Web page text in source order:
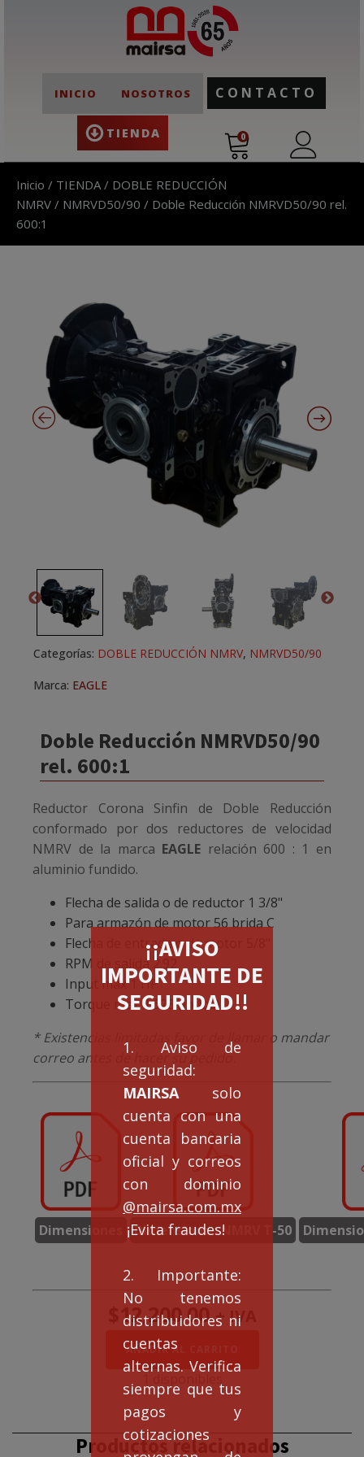
INICIO NOSOTROS
TIENDA
CONTACTO
0
¡¡AVISO
IMPORTANTE DE
SEGURIDAD!!
1. Aviso de
seguridad:
MAIRSA solo
cuenta con una
cuenta bancaria
oficial y correos
con dominio
@mairsa.com.mx
¡Evita fraudes!
2. Importante:
No tenemos
distribuidores ni
cuentas
alternas. Verifica
siempre que tus
pagos y
cotizaciones
Inicio / TIENDA / DOBLE REDUCCIÓN
NMRV / NMRVD50/90 / Doble Reducción NMRVD50/90 rel.
600:1
Doble Reducción NMRVD50/90
rel. 600:1
Reductor Corona Sinfin de Doble Reducción
conformado por dos reductores de velocidad
NMRV de la marca EAGLE relación 600 : 1 en
aluminio fundido.
Flecha de salida o de reductor 1 3/8"
Para armazón de motor 56 brida C
Flecha de entrada o de motor 5/8"
RPM de salida 2.92
Input max 1 HP
Torque max 3,628 (in-lbs)
* Existencias limitadas favor de llamar o mandar
correo antes de hacer su pedido.
Dimensiones Dimensiones NMRV T-50
12,200.00 + IVA
Doble
Reducción
NMRVD50/90
600:1
cantidad
AÑADIR AL CARRITO
Categorías: DOBLE REDUCCIÓN NMRV, NMRVD50/90
Marca: EAGLE
Productos relacionados